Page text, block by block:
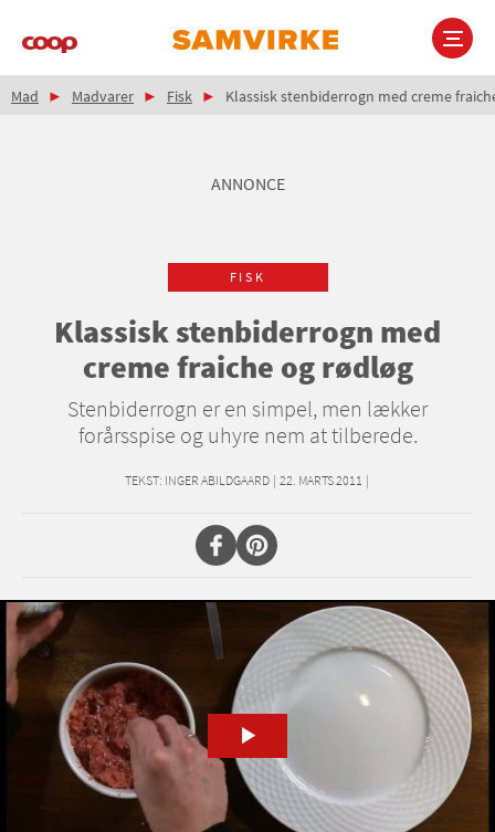
Main
Brødkrumme
Mad Madvarer Fisk Klassisk stenbiderrogn med creme
ANNONCE
FISK
Klassisk stenbiderrogn med
creme fraiche og rødløg
Stenbiderrogn er en simpel, men lækker
forårsspise og uhyre nem at tilberede.
TEKST: INGER ABILDGAARD | 22. MARTS 2011 |